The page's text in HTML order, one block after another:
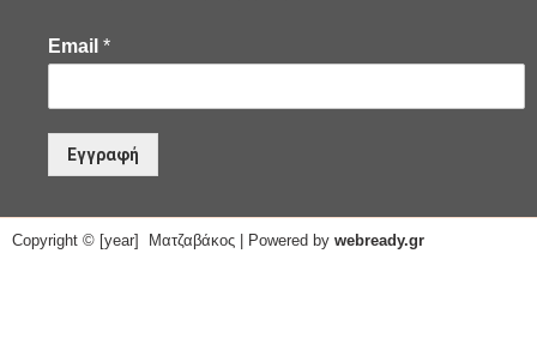
Email *
Εγγραφή
Copyright © [year] Ματζαβάκος | Powered by webready.gr